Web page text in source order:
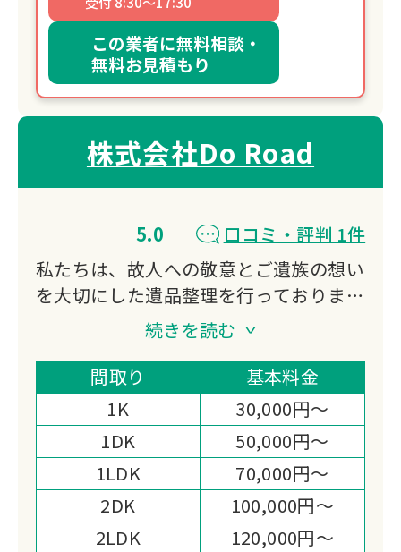
この業者に無料相談・
無料お見積もり
株式会社Do Road
5.0
口コミ・評判 1件
私たちは、故人への敬意とご遺族の想い
を大切にした遺品整理を行っておりま
不用品買取にも対応し、処分費の軽減や
想い出の品の活用もご提案。
迅速かつ丁寧なお見積りと作業まごころ
を込めた対応で、高い満足度をいただい
ております。
心の負担を少しでも軽くできるよう尽力
いたします。
続きを読む
間取り
基本料金
1K
30,000円～
1DK
50,000円～
1LDK
70,000円～
2DK
100,000円～
2LDK
120,000円～